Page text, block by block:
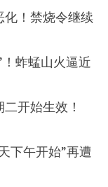
化！禁烧令继续
蚱蜢山火逼近
开始生效！
下午开始”再遭